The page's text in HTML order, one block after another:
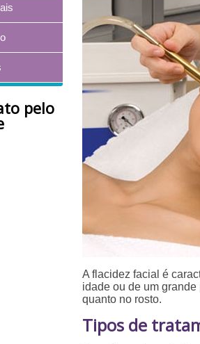
pelo
A flacidez facial é
idade ou de um
quanto no rosto.
Tipos de